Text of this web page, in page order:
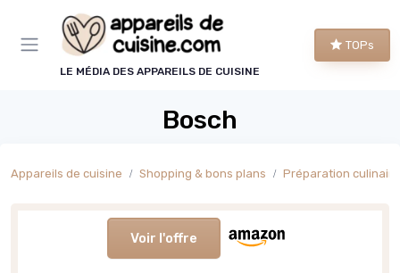
LE MÉDIA DES APPAREILS DE CUISINE
TOPs
Bosch
Appareils de cuisine Shopping & bons plans Préparation culinaire
Voir l'offre
Panneau de gestion des cookies